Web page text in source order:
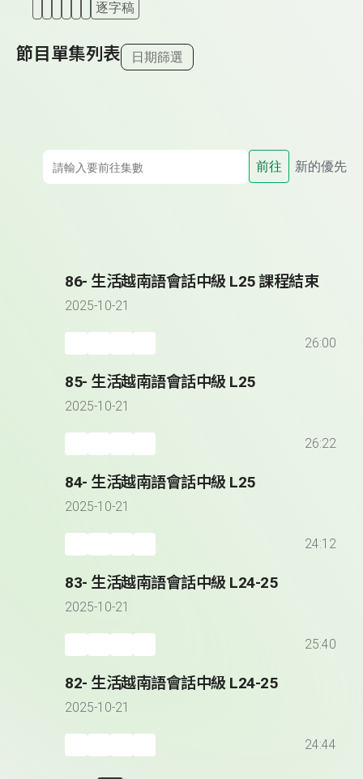
逐字稿
節目單集列表 日期篩選
前往 新的優先
86- 生活越南語會話中級 L25 課程結束
2025-10-21
26:00
85- 生活越南語會話中級 L25
2025-10-21
26:22
84- 生活越南語會話中級 L25
2025-10-21
24:12
83- 生活越南語會話中級 L24-25
2025-10-21
25:40
82- 生活越南語會話中級 L24-25
2025-10-21
24:44